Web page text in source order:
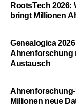
RootsTech 2026:
bringt Millionen
Genealogica
Ahnenforschung
Austausch
Millionen neue